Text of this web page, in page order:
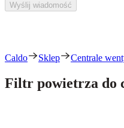
Wyślij wiadomość
Caldo Sklep Centrale
Filtr powietrza do